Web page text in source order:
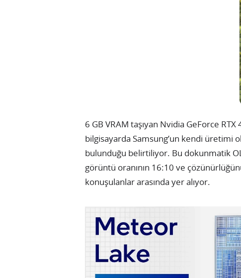
6 GB VRAM taşıyan Nvidia GeForce
bilgisayarda Samsung’un kendi üretimi
bulunduğu belirtiliyor. Bu dokunmatik
görüntü oranının 16:10 ve
konuşulanlar arasında yer alıyor.